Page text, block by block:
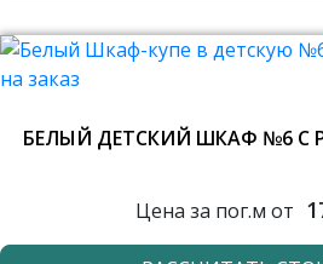
БЕЛЫЙ ДЕТСКИЙ ШКАФ №6 С
Цена за пог.м от